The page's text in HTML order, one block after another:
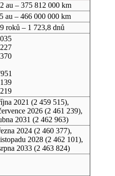
au – 375 812 000 km
au – 466 000 000 km
roků – 1 723,8 dnů
2021 (2 459 515),
2026(2 461 239),
2031 (2 462 963)
2024(2 460 377),
2028(2 462 101),
2033(2 463 824)